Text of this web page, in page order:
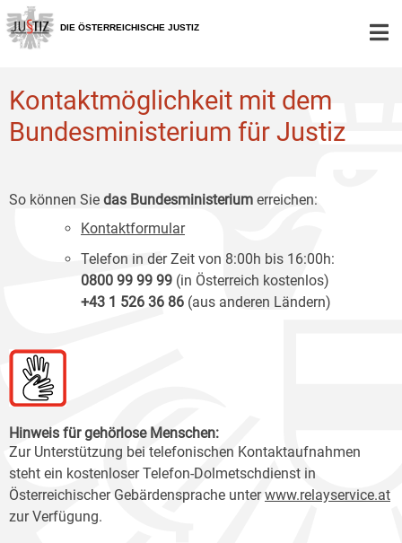
Zur
Hauptnavigation
[1]
Zum
Inhalt
[2]
Zum
Untermenü
[3]
DIE ÖSTERREICHISCHE JUSTIZ
Kontaktmöglichkeit mit dem
Bundesministerium für Justiz
So können Sie das Bundesministerium erreichen:
Kontaktformular
Telefon in der Zeit von 8:00h bis 16:00h:
0800 99 99 99 (in Österreich kostenlos)
+43 1 526 36 86 (aus anderen Ländern)
Hinweis für gehörlose Menschen:
Zur Unterstützung bei telefonischen Kontaktaufnahmen
steht ein kostenloser Telefon-Dolmetschdienst in
Österreichischer Gebärdensprache unterwww.relayservice.at
zur Verfügung.